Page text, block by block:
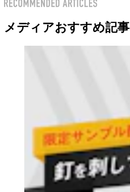
メディアおすすめ記事